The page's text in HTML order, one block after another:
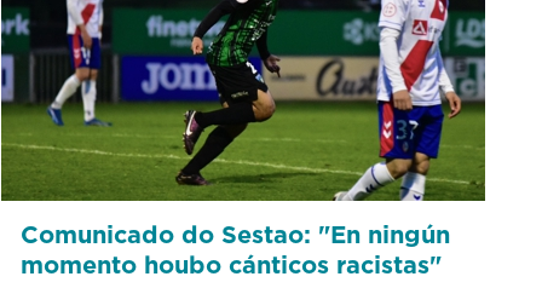
Comunicado do Sestao: "En ningún
momento houbo cánticos racistas"